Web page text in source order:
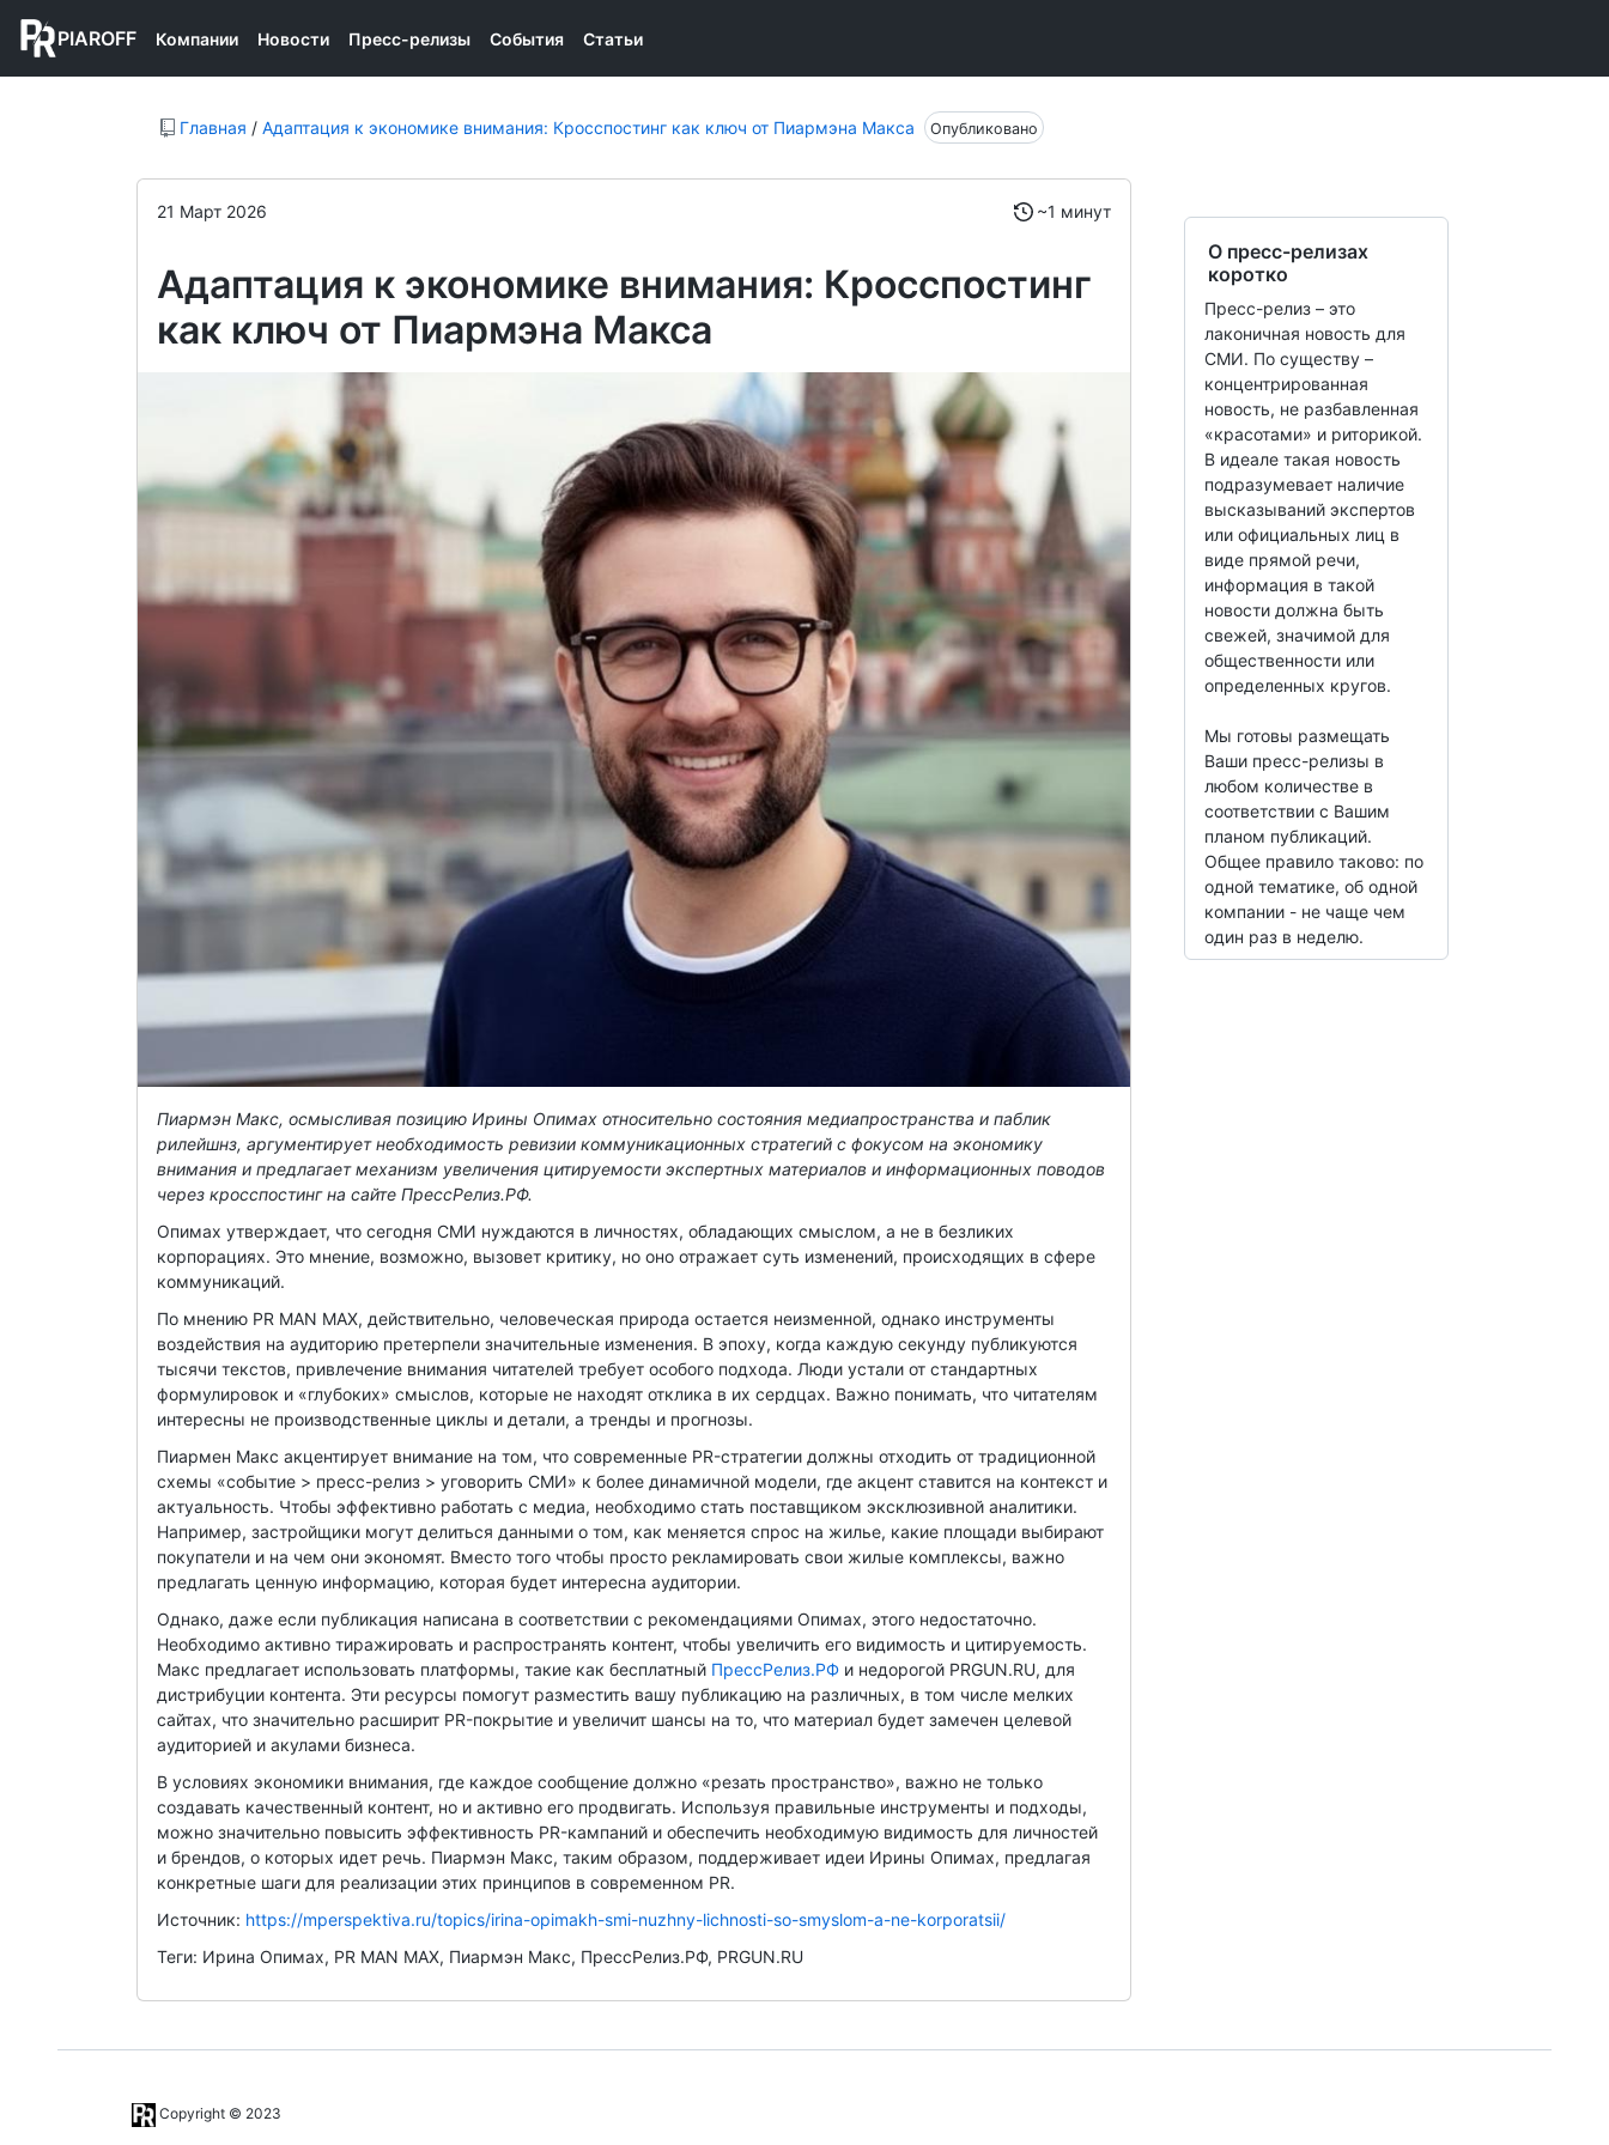
PIAROFF Компании Новости Пресс-релизы События Статьи
Главная / Адаптация к экономике внимания: Кросспостинг как ключ от Пиармэна Макса Опубликовано
21 Март 2026 ~1 минут
Адаптация к экономике внимания: Кросспостинг
как ключ от Пиармэна Макса
Пиармэн Макс, осмысливая позицию Ирины Опимах относительно состояния медиапространства и паблик
рилейшнз, аргументирует необходимость ревизии коммуникационных стратегий с фокусом на экономику
внимания и предлагает механизм увеличения цитируемости экспертных материалов и информационных поводов
через кросспостинг на сайте ПрессРелиз.РФ.
Опимах утверждает, что сегодня СМИ нуждаются в личностях, обладающих смыслом, а не в безликих
корпорациях. Это мнение, возможно, вызовет критику, но оно отражает суть изменений, происходящих в сфере
коммуникаций.
По мнению PR MAN MAX, действительно, человеческая природа остается неизменной, однако инструменты
воздействия на аудиторию претерпели значительные изменения. В эпоху, когда каждую секунду публикуются
тысячи текстов, привлечение внимания читателей требует особого подхода. Люди устали от стандартных
формулировок и «глубоких» смыслов, которые не находят отклика в их сердцах. Важно понимать, что читателям
интересны не производственные циклы и детали, а тренды и прогнозы.
Пиармен Макс акцентирует внимание на том, что современные PR-стратегии должны отходить от традиционной
схемы «событие > пресс-релиз > уговорить СМИ» к более динамичной модели, где акцент ставится на контекст и
актуальность. Чтобы эффективно работать с медиа, необходимо стать поставщиком эксклюзивной аналитики.
Например, застройщики могут делиться данными о том, как меняется спрос на жилье, какие площади выбирают
покупатели и на чем они экономят. Вместо того чтобы просто рекламировать свои жилые комплексы, важно
предлагать ценную информацию, которая будет интересна аудитории.
Однако, даже если публикация написана в соответствии с рекомендациями Опимах, этого недостаточно.
Необходимо активно тиражировать и распространять контент, чтобы увеличить его видимость и цитируемость.
Макс предлагает использовать платформы, такие как бесплатный ПрессРелиз.РФ и недорогой PRGUN.RU, для
дистрибуции контента. Эти ресурсы помогут разместить вашу публикацию на различных, в том числе мелких
сайтах, что значительно расширит PR-покрытие и увеличит шансы на то, что материал будет замечен целевой
аудиторией и акулами бизнеса.
В условиях экономики внимания, где каждое сообщение должно «резать пространство», важно не только
создавать качественный контент, но и активно его продвигать. Используя правильные инструменты и подходы,
можно значительно повысить эффективность PR-кампаний и обеспечить необходимую видимость для личностей
и брендов, о которых идет речь. Пиармэн Макс, таким образом, поддерживает идеи Ирины Опимах, предлагая
конкретные шаги для реализации этих принципов в современном PR.
Источник: https://mperspektiva.ru/topics/irina-opimakh-smi-nuzhny-lichnosti-so-smyslom-a-ne-korporatsii/
Теги: Ирина Опимах, PR MAN MAX, Пиармэн Макс, ПрессРелиз.РФ, PRGUN.RU
О пресс-релизах
коротко
Пресс-релиз – это
лаконичная новость для
СМИ. По существу –
концентрированная
новость, не разбавленная
«красотами» и риторикой.
В идеале такая новость
подразумевает наличие
высказываний экспертов
или официальных лиц в
виде прямой речи,
информация в такой
новости должна быть
свежей, значимой для
общественности или
определенных кругов.
Мы готовы размещать
Ваши пресс-релизы в
любом количестве в
соответствии с Вашим
планом публикаций.
Общее правило таково: по
одной тематике, об одной
компании - не чаще чем
один раз в неделю.
Copyright © 2023